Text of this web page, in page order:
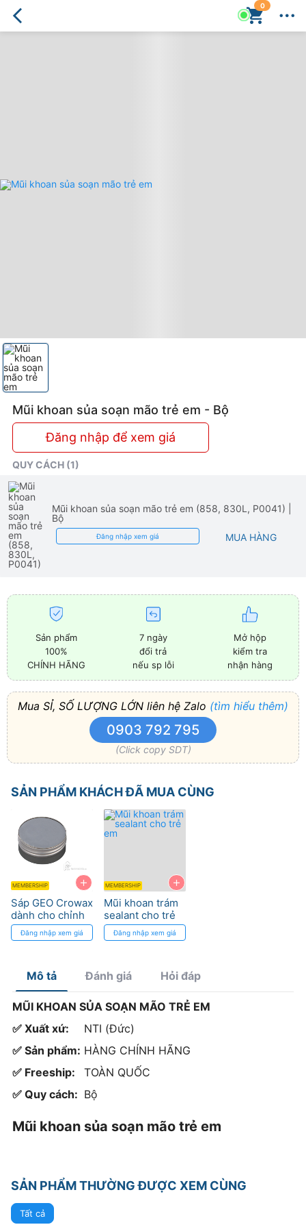
0
Mũi
em
Mũi khoan sủa soạn mão trẻ em - Bộ
Đăng nhập để xem giá
QUY CÁCH (1)
Mũi khoan sủa soạn mão trẻ em (858, 830L, P0041)
Bộ
Đăng nhập xem giá MUA HÀNG
Sản phẩm
100%
CHÍNH HÃNG
7 ngày
đổi trả
nếu sp lỗi
Mở hộp
kiểm tra
nhận hàng
Mua SỈ, SỐ LƯỢNG LỚN liên hệ Zalo (tìm hiểu thêm)
0903 792 795
(Click copy SDT)
SẢN PHẨM KHÁCH ĐÃ MUA CÙNG
+
MEMBERSHIP
Sáp GEO Crowax
dành cho chỉnh
hình khớp cắn
Đăng nhập xem giá
+
MEMBERSHIP
Mũi khoan trám
sealant cho trẻ
emĐăng nhập xem giá
Mô tả Đánh giá Hỏi đáp
MŨI KHOAN SỦA SOẠN MÃO TRẺ EM
✅ Xuất xứ:
NTI (Đức)
✅ Sản phẩm: HÀNG CHÍNH HÃNG
✅ Freeship:
TOÀN QUỐC
✅ Quy cách: Bộ
Mũi khoan sủa soạn mão trẻ em
SẢN PHẨM THƯỜNG ĐƯỢC XEM CÙNG
Tất cả